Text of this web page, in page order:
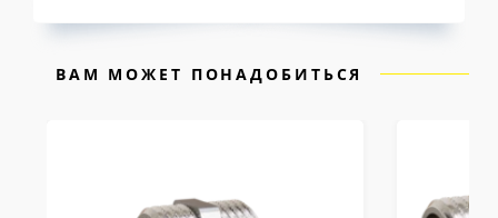
гарантируют стабильность
ВАМ МОЖЕТ ПОНАДОБИТЬСЯ